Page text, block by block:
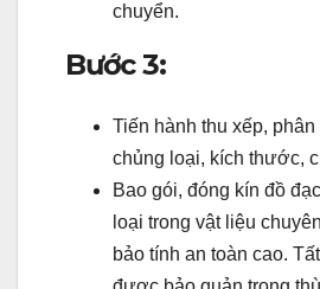
chuyển.
Bước 3:
Tiến hành thu xếp,
chủng loại, kích thước,
Bao gói, đóng kín đồ
loại trong vật liệu
bảo tính an toàn cao.